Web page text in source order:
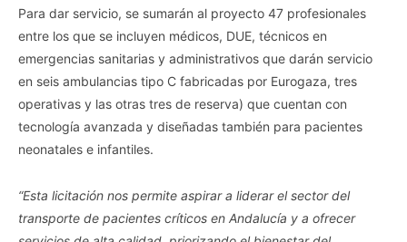
Para dar servicio, se sumarán al proyecto 47 profesionales
entre los que se incluyen médicos, DUE, técnicos en
emergencias sanitarias y administrativos que darán servicio
en seis ambulancias tipo C fabricadas por Eurogaza, tres
operativas y las otras tres de reserva) que cuentan con
tecnología avanzada y diseñadas también para pacientes
neonatales e infantiles.
“Esta licitación nos permite aspirar a liderar el sector del
transporte de pacientes críticos en Andalucía y a ofrecer